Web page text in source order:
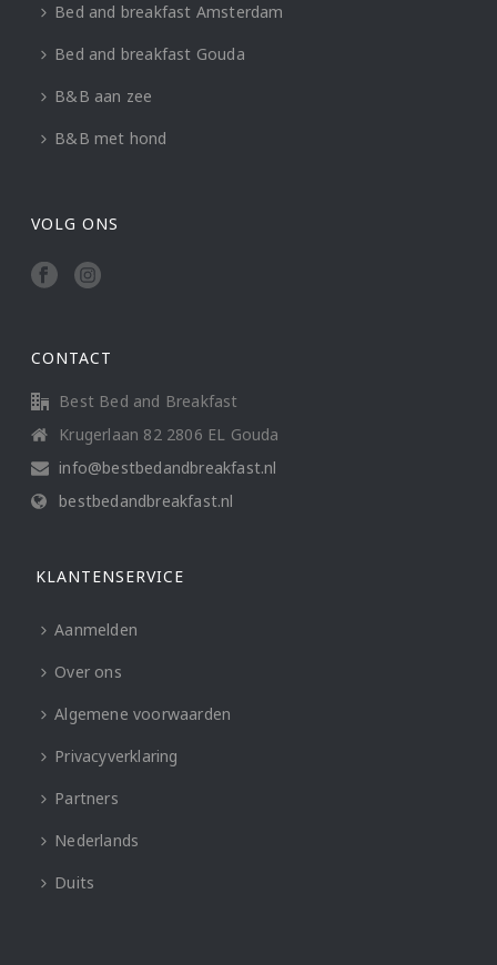
Bed and breakfast Amsterdam
Bed and breakfast Gouda
B&B aan zee
B&B met hond
VOLG ONS
CONTACT
Best Bed and Breakfast
Krugerlaan 82 2806 EL Gouda
info@bestbedandbreakfast.nl
bestbedandbreakfast.nl
KLANTENSERVICE
Aanmelden
Over ons
Algemene voorwaarden
Privacyverklaring
Partners
Nederlands
Duits